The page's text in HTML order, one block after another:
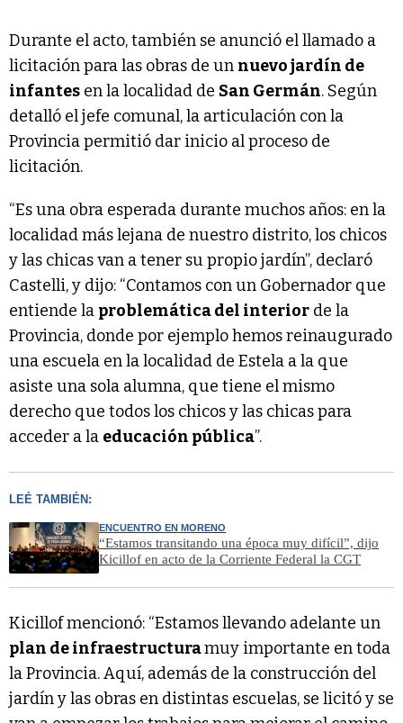
Durante el acto, también se anunció el llamado a
licitación para las obras de un nuevo jardín de
infantes en la localidad de San Germán. Según
detalló el jefe comunal, la articulación con la
Provincia permitió dar inicio al proceso de
licitación.
“Es una obra esperada durante muchos años: en la
localidad más lejana de nuestro distrito, los chicos
y las chicas van a tener su propio jardín”, declaró
Castelli, y dijo: “Contamos con un Gobernador que
entiende la problemática del interior de la
Provincia, donde por ejemplo hemos reinaugurado
una escuela en la localidad de Estela a la que
asiste una sola alumna, que tiene el mismo
derecho que todos los chicos y las chicas para
acceder a la educación pública”.
LEÉ TAMBIÉN:
ENCUENTRO EN MORENO
“Estamos transitando una época muy difícil”, dijo
Kicillof en acto de la Corriente Federal la CGT
Kicillof mencionó: “Estamos llevando adelante un
plan de infraestructuramuy importante en toda
la Provincia. Aquí, además de la construcción del
jardín y las obras en distintas escuelas, se licitó y se